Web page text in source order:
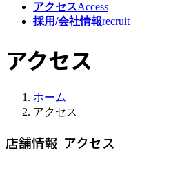
アクセスAccess
採用/会社情報recruit
アクセス
ホーム
アクセス
店舗情報 アクセス